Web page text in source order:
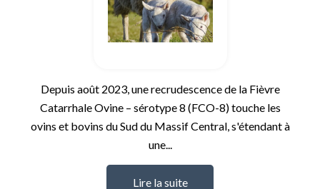
Depuis août 2023, une recrudescence de la Fièvre
Catarrhale Ovine – sérotype 8 (FCO-8) touche les
ovins et bovins du Sud du Massif Central, s'étendant à
une...
Lire la suite